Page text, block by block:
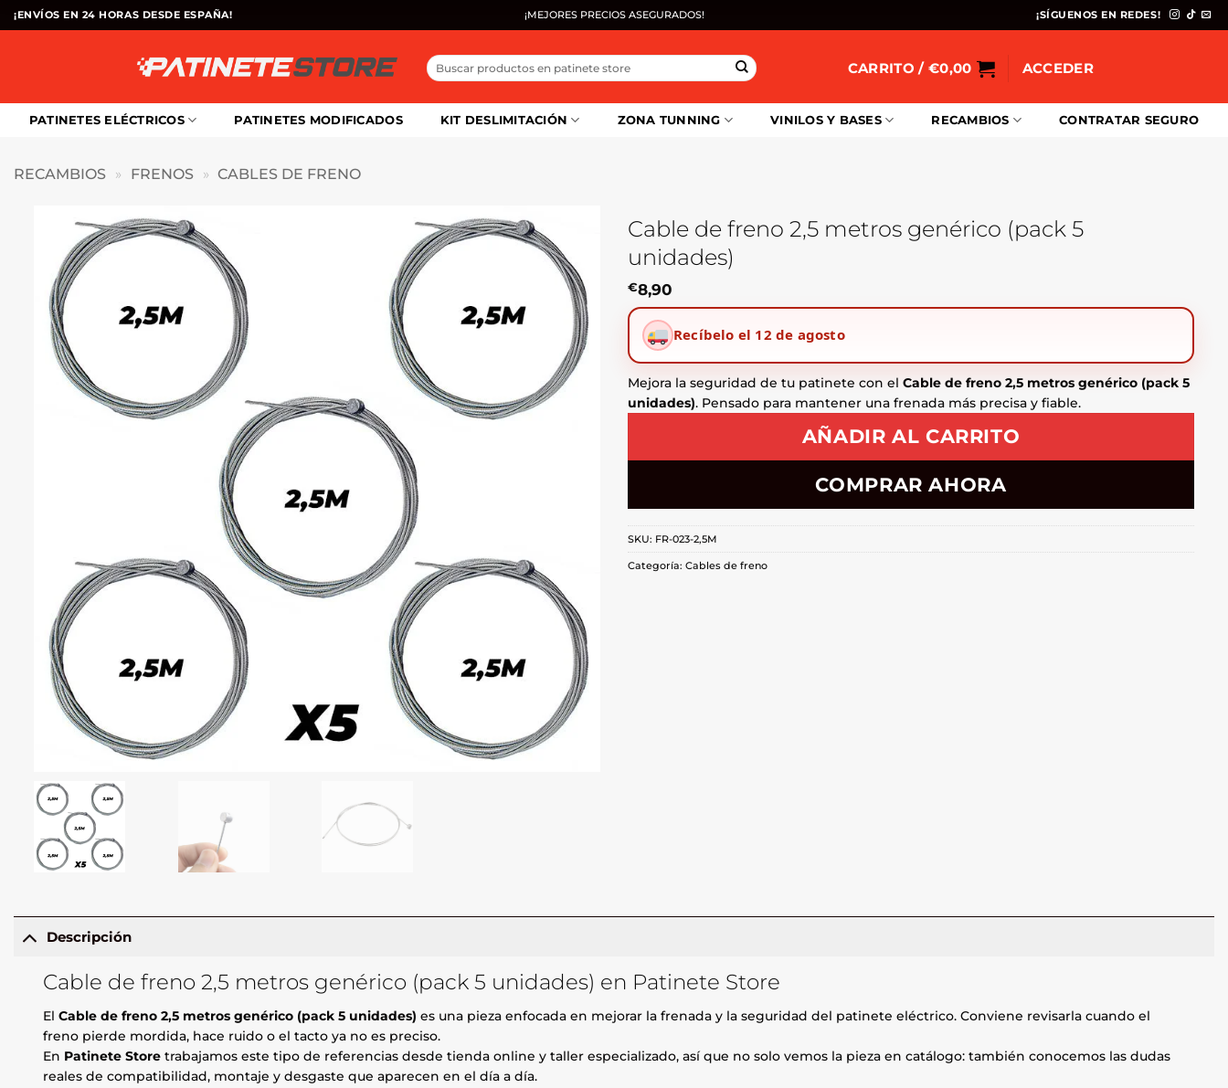
Saltar
al
¡ENVÍOS EN 24 HORAS DESDE ESPAÑA! ¡MEJORES PRECIOS ASEGURADOS! ¡SÍGUENOS EN REDES!
Buscar
por:
CARRITO / €0,00 ACCEDER
PATINETES ELÉCTRICOS PATINETES MODIFICADOS KIT DESLIMITACIÓN ZONA TUNNING VINILOS Y BASES RECAMBIOS CONTRATAR SEGURO
RECAMBIOS » FRENOS » CABLES DE FRENO
Cable de freno 2,5 metros genérico (pack 5
unidades)
€8,90
Recíbelo el 12 de agosto
Mejora la seguridad de tu patinete con el Cable de freno 2,5 metros genérico (pack 5
unidades). Pensado para mantener una frenada más precisa y fiable.
AÑADIR AL CARRITO
COMPRAR AHORA
SKU: FR-023-2,5M
Categoría: Cables de freno
Descripción
Cable de freno 2,5 metros genérico (pack 5 unidades) en Patinete Store
ElCable de freno 2,5 metros genérico (pack 5 unidades) es una pieza enfocada en mejorar la frenada y la seguridad del patinete eléctrico. Conviene revisarla cuando el
freno pierde mordida, hace ruido o el tacto ya no es preciso.
En Patinete Store trabajamos este tipo de referencias desde tienda online y taller especializado, así que no solo vemos la pieza en catálogo: también conocemos las dudas
reales de compatibilidad, montaje y desgaste que aparecen en el día a día.